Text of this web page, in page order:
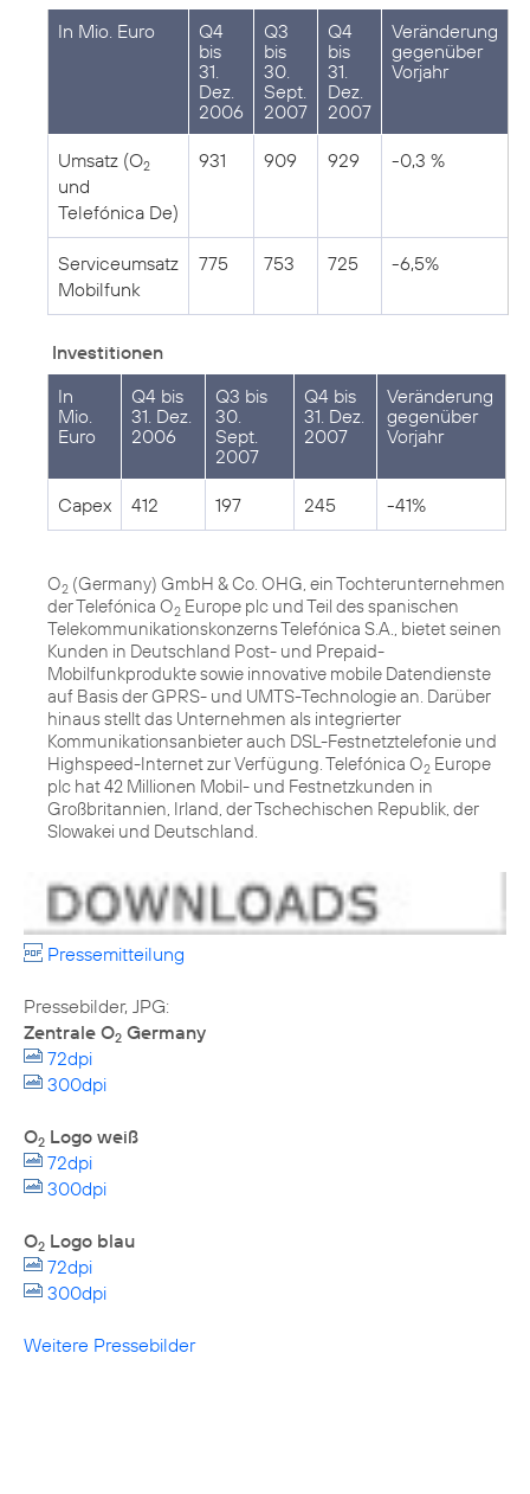
In Mio. Euro
Q4
bis
31.
Dez.
2006
Q3
bis
30.
Sept.
2007
Q4
bis
31.
Dez.
2007
Veränderung
gegenüber
Vorjahr
Umsatz (O2
und
Telefónica De)
931 909 929 -0,3 %
Serviceumsatz
Mobilfunk
775 753 725 -6,5%
Investitionen
In
Mio.
Euro
Q4 bis
31. Dez.
2006
Q3 bis
30.
Sept.
2007
Q4 bis
31. Dez.
2007
Veränderung
gegenüber
Vorjahr
Capex 412 197 245 -41%
O2 (Germany) GmbH & Co. OHG, ein Tochterunternehmen
der Telefónica O2 Europe plc und Teil des spanischen
Telekommunikationskonzerns Telefónica S.A., bietet seinen
Kunden in Deutschland Post- und Prepaid-
Mobilfunkprodukte sowie innovative mobile Datendienste
auf Basis der GPRS- und UMTS-Technologie an. Darüber
hinaus stellt das Unternehmen als integrierter
Kommunikationsanbieter auch DSL-Festnetztelefonie und
Highspeed-Internet zur Verfügung. Telefónica O2 Europe
plc hat 42 Millionen Mobil- und Festnetzkunden in
Großbritannien, Irland, der Tschechischen Republik, der
Slowakei und Deutschland.
Pressemitteilung
Zentrale O2 Germany
72dpi
300dpi
O2 Logo weiß
72dpi
300dpi
O2 Logo blau
72dpi
300dpi
Weitere Pressebilder